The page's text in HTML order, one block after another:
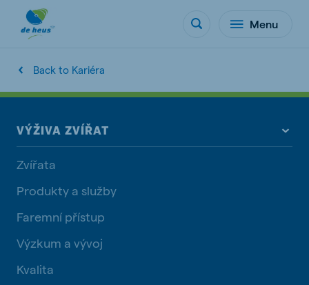
Menu
Back to Kariéra
VÝŽIVA ZVÍŘAT
Zvířata
Produkty a služby
Faremní přístup
Výzkum a vývoj
Kvalita